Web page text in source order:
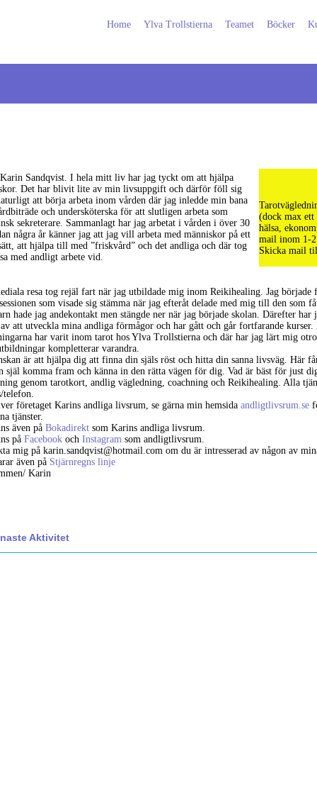
Home Ylva Trollstierna Teamet Böcker
Karin Sandqvist. I hela mitt liv har jag tyckt om att hjälpa
Det har blivit lite av min livsuppgift och därför föll sig
att börja arbeta inom vården där jag inledde min bana
och undersköterska för att slutligen arbeta som
sekreterare. Sammanlagt har jag arbetat i vården i över 30
några år känner jag att jag vill arbeta med människor på ett
att hjälpa till med ”friskvård” och det andliga och där tog
med andligt arbete vid.
(dock max ett
hälsa,
mail inom 1-
Skicka mail
resa tog rejäl fart när jag utbildade mig inom Reikihealing. Jag började
som visade sig stämma när jag efteråt delade med mig till den som
hade jag andekontakt men stängde ner när jag började skolan. Därefter har
att utveckla mina andliga förmågor och har gått och går fortfarande kurser.
har varit inom tarot hos Ylva Trollstierna och där har jag lärt mig
kompletterar varandra.
är att hjälpa dig att finna din själs röst och hitta din sanna livsväg. Här
själ komma fram och känna in den rätta vägen för dig. Vad är bäst för just
genom tarotkort, andlig vägledning, coachning och Reikihealing. Alla
telefon.
företaget Karins andliga livsrum, se gärna min hemsida andligtlivsrum.se
tjänster.
även på Bokadirekt som Karins andliga livsrum.
på Facebook och Instagram som andligtlivsrum.
mig på karin.sandqvist@hotmail.com om du är intresserad av någon av
även på Stjärnregns linje
Karin
Aktivitet